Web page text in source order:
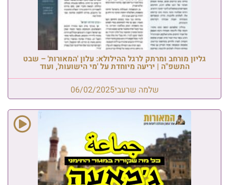
גליון מורחב ומרתק לרגל ההילולא: עלון 'המאורות' – שבט
התשפ"ה | יריעה מיוחדת על 'מי הישועות', ועוד
שלמה שרעבי06/02/2025